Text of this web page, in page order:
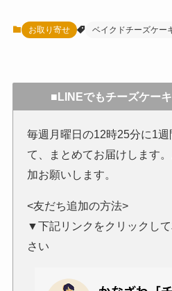
お取り寄せ ベイクドチーズケー
■LINEでもチーズケー
毎週月曜日の12時25分に1
て、まとめてお届けします
加お願いします。
<友だち追加の方法>
▼下記リンクをクリックし
さい